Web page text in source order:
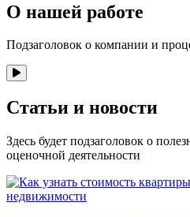
О нашей работе
Подзаголовок о компании и
Статьи и новости
Здесь будет подзаголовок о
оценочной деятельности